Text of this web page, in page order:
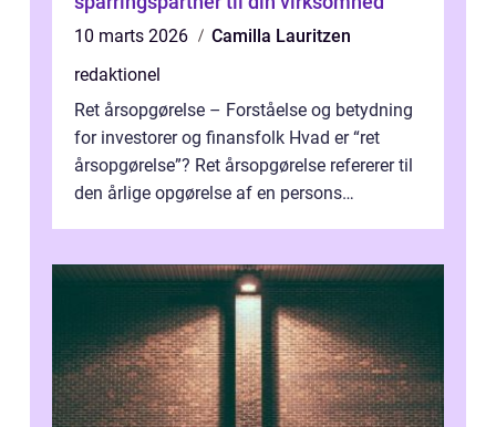
10 marts 2026
Camilla Lauritzen
redaktionel
Ret årsopgørelse – Forståelse og betydning
for investorer og finansfolk Hvad er “ret
årsopgørelse”? Ret årsopgørelse refererer til
den årlige opgørelse af en persons